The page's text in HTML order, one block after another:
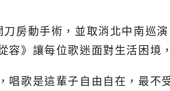
房動手術，並取消北中南巡
》讓每位歌迷面對生活困境
唱歌是這輩子自由自在，最不